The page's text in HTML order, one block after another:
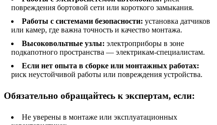
повреждения бортовой сети или короткого замыкания.
Работы с системами безопасности: установка датчиков
или камер, где важна точность и качество монтажа.
Высоковольтные узлы: электроприборы в зоне
подкапотного пространства — электрикам-специалистам.
Если нет опыта в сборке или монтажных работах:
риск неустойчивой работы или повреждения устройства.
Обязательно обращайтесь к экспертам, если:
Не уверены в монтаже или эксплуатационных